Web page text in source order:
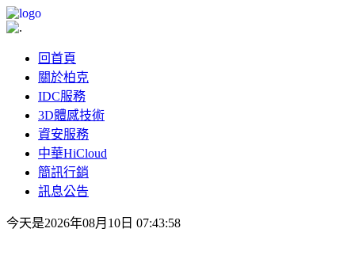
回首頁
關於柏克
IDC服務
3D體感技術
資安服務
中華HiCloud
簡訊行銷
訊息公告
今天是2026年08月10日 07:43:58